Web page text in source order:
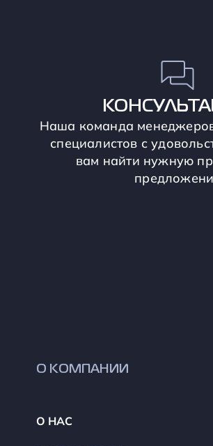
Наша команда
специалистов с
вам найти нужную
О КОМПАНИИ
О НАС